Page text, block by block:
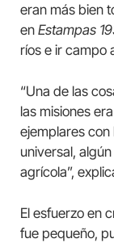
eran más bien
en Estampas
ríos e ir campo
“Una de las
las misiones
ejemplares con
universal,
agrícola”,
El esfuerzo en
fue pequeño,